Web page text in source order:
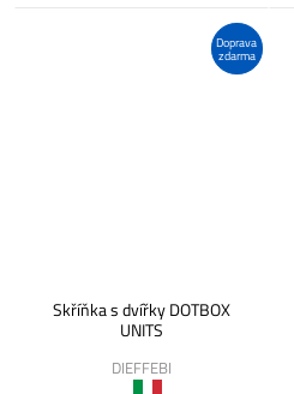
Doprava
zdarma
Skříňka s dvířky DOTBOX
UNITS
DIEFFEBI